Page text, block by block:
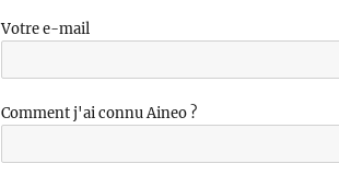
Votre e-mail
Comment j'ai connu Aineo ?